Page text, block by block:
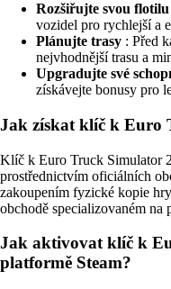
Rozšiřujte svou flotilu
vozidel pro rychlejší a
Plánujte trasy : Před
nejvhodnější trasu a
Upgradujte své
získávejte bonusy pro
Jak získat klíč k Euro
Klíč k Euro Truck Simulator
prostřednictvím oficiálních
zakoupením fyzické kopie
obchodě specializovaném na
Jak aktivovat klíč k
platformě Steam?